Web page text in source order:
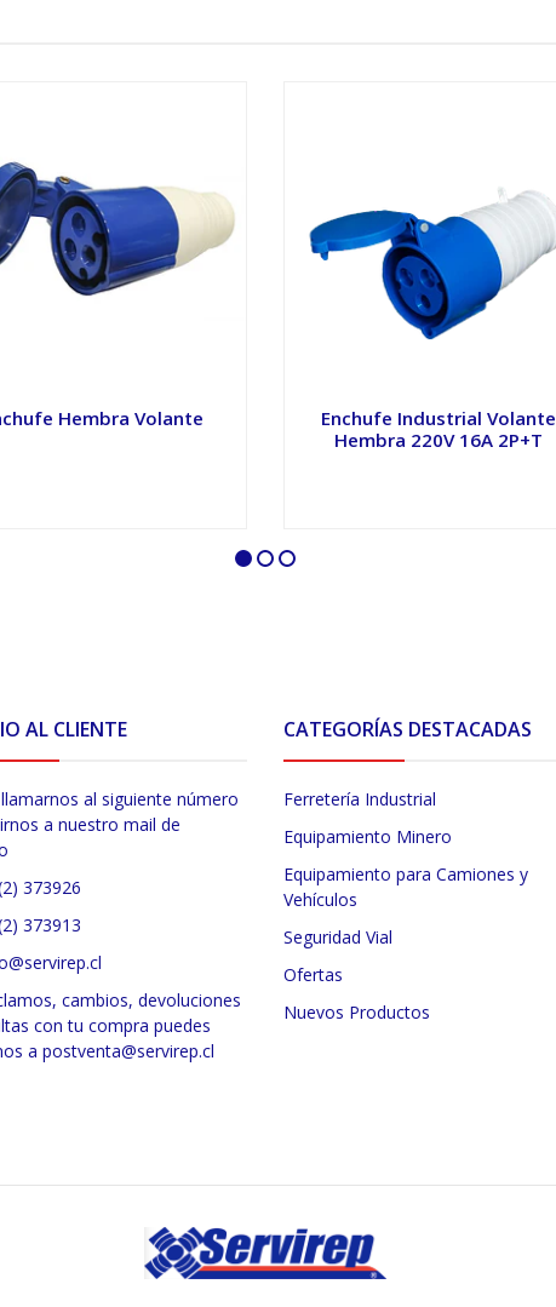
Hembra Volante
Enchufe Industrial Volante
Hembra 220V 16A 2P+T
AL CLIENTE
al siguiente número
a nuestro mail de
373926
373913
cambios, devoluciones
con tu compra puedes
a postventa@servirep.cl
CATEGORÍAS DESTACADAS
Ferretería Industrial
Equipamiento Minero
Equipamiento para Camiones y
Vehículos
Seguridad Vial
Ofertas
Nuevos Productos